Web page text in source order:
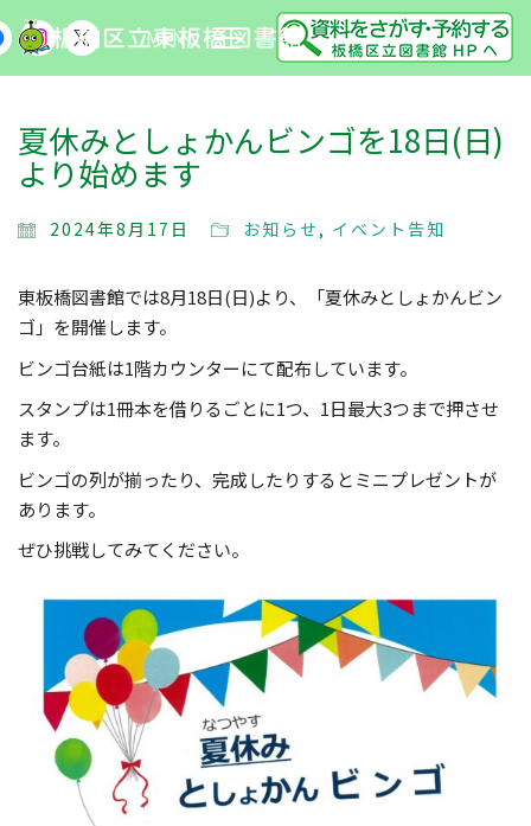
MENU
夏休みとしょかんビンゴを18日(日)
より始めます
2024年8月17日 お知らせ , イベント告知
東板橋図書館では8月18日(日)より、「夏休みとしょかんビン
ゴ」を開催します。
ビンゴ台紙は1階カウンターにて配布しています。
スタンプは1冊本を借りるごとに1つ、1日最大3つまで押させ
ます。
ビンゴの列が揃ったり、完成したりするとミニプレゼントが
あります。
ぜひ挑戦してみてください。